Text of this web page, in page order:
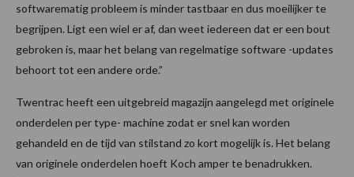
softwarematig probleem is minder tastbaar en dus moeilijker te
begrijpen. Ligt een wiel er af, dan weet iedereen dat er een bout
gebroken is, maar het belang van regelmatige software -updates
behoort tot een andere orde.”
Twentrac heeft een uitgebreid magazijn aangelegd met originele
onderdelen per type- machine zodat er snel kan worden
gehandeld en de tijd van stilstand zo kort mogelijk is. Het belang
van originele onderdelen hoeft Koch amper te benadrukken.